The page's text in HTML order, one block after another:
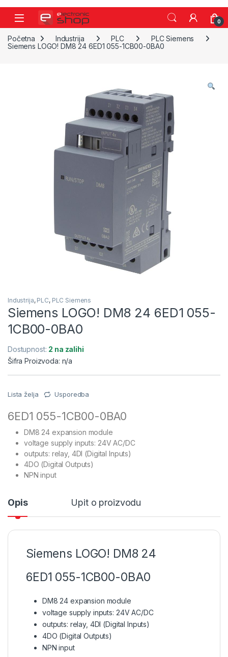
Skip to navigation
Skip to content
0
Početna Industrija PLC
PLC Siemens
Siemens LOGO! DM8 24 6ED1 055-1CB00-0BA0
Industrija, PLC, PLC Siemens
Siemens LOGO! DM8 24 6ED1 055-
1CB00-0BA0
Dostupnost: 2 na zalihi
Šifra Proizvoda: n/a
Lista želja Usporedba
6ED1 055-1CB00-0BA0
DM8 24 expansion module
voltage supply inputs: 24V AC/DC
outputs: relay, 4DI (Digital Inputs)
4DO (Digital Outputs)
NPN input
Opis Upit o proizvodu
Siemens LOGO! DM8 24
6ED1 055-1CB00-0BA0
DM8 24 expansion module
voltage supply inputs: 24V AC/DC
outputs: relay, 4DI (Digital Inputs)
4DO (Digital Outputs)
NPN input